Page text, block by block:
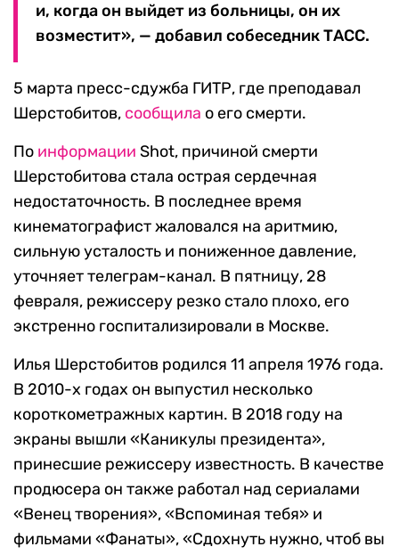
и, когда он выйдет из больницы, он их
возместит», — добавил собеседник ТАСС.
5 марта пресс-сдужба ГИТР, где преподавал
Шерстобитов, сообщила о его смерти.
По информации Shot, причиной смерти
Шерстобитова стала острая сердечная
недостаточность. В последнее время
кинематографист жаловался на аритмию,
сильную усталость и пониженное давление,
уточняет телеграм-канал. В пятницу, 28
февраля, режиссеру резко стало плохо, его
экстренно госпитализировали в Москве.
Илья Шерстобитов родился 11 апреля 1976 года.
В 2010-х годах он выпустил несколько
короткометражных картин. В 2018 году на
экраны вышли «Каникулы президента»,
принесшие режиссеру известность. В качестве
продюсера он также работал над сериалами
«Венец творения», «Вспоминая тебя» и
фильмами «Фанаты», «Сдохнуть нужно, чтоб вы